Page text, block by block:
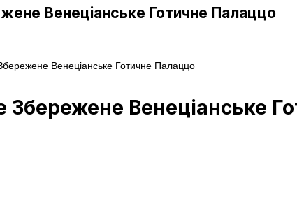
Венеціанське Готичне Палаццо
Венеціанське Готичне Палаццо
Збережене Венеціанське